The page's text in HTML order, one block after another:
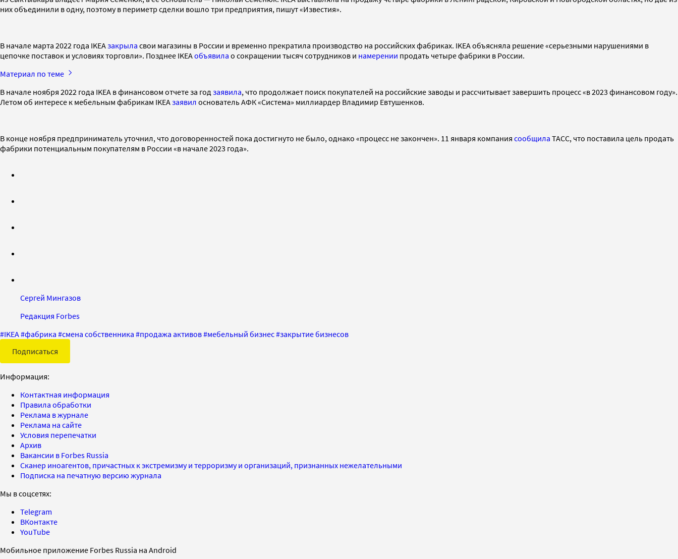
них объединили в одну, поэтому в периметр сделки вошло три предприятия, пишут «Известия».
В начале марта 2022 года IKEAзакрыла свои магазины в России и временно прекратила производство на российских фабриках. IKEA объясняла решение «серьезными нарушениями в
цепочке поставок и условиях торговли». Позднее IKEAобъявила о сокращении тысяч сотрудников и намерении продать четыре фабрики в России.
Материал по теме
В начале ноября 2022 года IKEA в финансовом отчете за год заявила, что продолжает поиск покупателей на российские заводы и рассчитывает завершить процесс «в 2023 финансовом году».
Летом об интересе к мебельным фабрикам IKEAзаявил основатель АФК «Система» миллиардер Владимир Евтушенков.
В конце ноября предприниматель уточнил, что договоренностей пока достигнуто не было, однако «процесс не закончен». 11 января компания сообщила ТАСС, что поставила цель продать
фабрики потенциальным покупателям в России «в начале 2023 года».
Сергей Мингазов
Редакция Forbes
#IKEA#фабрика #смена собственника #продажа активов#мебельный бизнес#закрытие бизнесов
Подписаться
Информация:
Контактная информация
Правила обработки
Реклама в журнале
Реклама на сайте
Условия перепечатки
Архив
Вакансии в Forbes Russia
Сканер иноагентов, причастных к экстремизму и терроризму и организаций, признанных нежелательными
Подписка на печатную версию журнала
Мы в соцсетях:
Telegram
ВКонтакте
YouTube
Мобильное приложение Forbes Russia на Android